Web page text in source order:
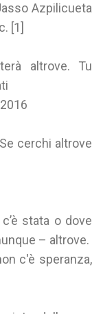
Azpilicueta
[1]
altrove. Tu
cerchi altrove
stata o dove
– altrove.
c'è speranza,